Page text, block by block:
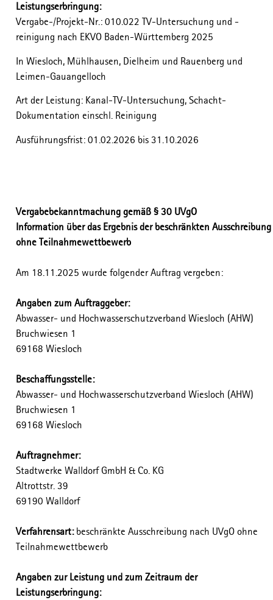
Leistungserbringung:
Vergabe-/Projekt-Nr.: 010.022 TV-Untersuchung und -
reinigung nach EKVO Baden-Württemberg 2025
In Wiesloch, Mühlhausen, Dielheim und Rauenberg und
Leimen-Gauangelloch
Art der Leistung: Kanal-TV-Untersuchung, Schacht-
Dokumentation einschl. Reinigung
Ausführungsfrist: 01.02.2026 bis 31.10.2026
Vergabebekanntmachung gemäß § 30 UVgO
Information über das Ergebnis der beschränkten Ausschreibung
ohne Teilnahmewettbewerb
Am 18.11.2025 wurde folgender Auftrag vergeben:
Angaben zum Auftraggeber:
Abwasser- und Hochwasserschutzverband Wiesloch (AHW)
Bruchwiesen 1
69168 Wiesloch
Beschaffungsstelle:
Abwasser- und Hochwasserschutzverband Wiesloch (AHW)
Bruchwiesen 1
69168 Wiesloch
Auftragnehmer:
Stadtwerke Walldorf GmbH & Co. KG
Altrottstr. 39
69190 Walldorf
Verfahrensart:beschränkte Ausschreibung nach UVgO ohne
Teilnahmewettbewerb
Angaben zur Leistung und zum Zeitraum der
Leistungserbringung: